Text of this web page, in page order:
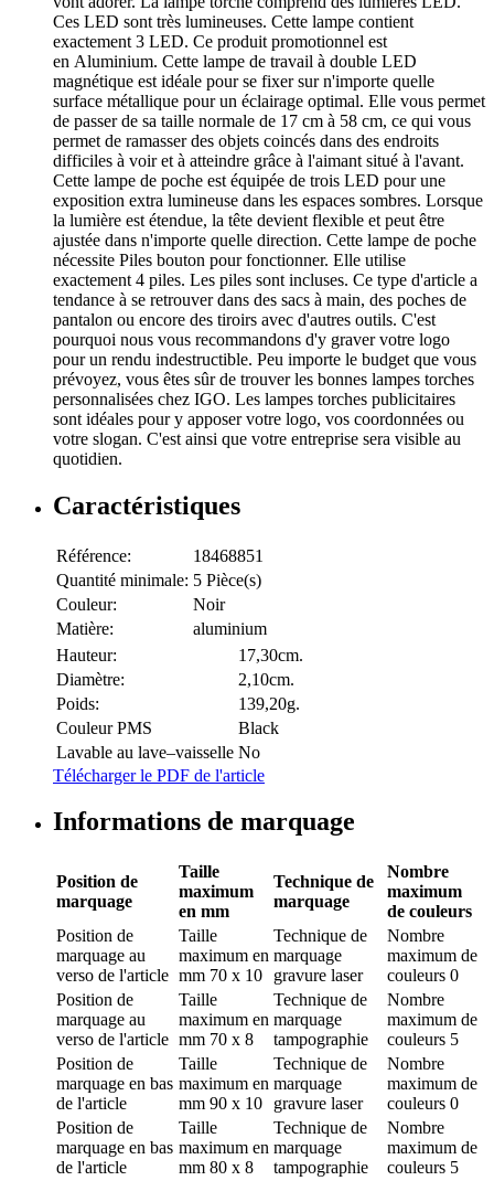
Ces LED sont très lumineuses. Cette lampe contient
exactement 3 LED. Ce produit promotionnel est
en Aluminium. Cette lampe de travail à double LED
magnétique est idéale pour se fixer sur n'importe quelle
surface métallique pour un éclairage optimal. Elle vous permet
de passer de sa taille normale de 17 cm à 58 cm, ce qui vous
permet de ramasser des objets coincés dans des endroits
difficiles à voir et à atteindre grâce à l'aimant situé à l'avant.
Cette lampe de poche est équipée de trois LED pour une
exposition extra lumineuse dans les espaces sombres. Lorsque
la lumière est étendue, la tête devient flexible et peut être
ajustée dans n'importe quelle direction. Cette lampe de poche
nécessite Piles bouton pour fonctionner. Elle utilise
exactement 4 piles. Les piles sont incluses. Ce type d'article a
tendance à se retrouver dans des sacs à main, des poches de
pantalon ou encore des tiroirs avec d'autres outils. C'est
pourquoi nous vous recommandons d'y graver votre logo
pour un rendu indestructible. Peu importe le budget que vous
prévoyez, vous êtes sûr de trouver les bonnes lampes torches
personnalisées chez IGO. Les lampes torches publicitaires
sont idéales pour y apposer votre logo, vos coordonnées ou
votre slogan. C'est ainsi que votre entreprise sera visible au
quotidien.
Caractéristiques
Référence:
18468851
Quantité minimale: 5 Pièce(s)
Couleur:
Noir
Matière:
aluminium
Hauteur:
17,30cm.
Diamètre:
2,10cm.
Poids:
139,20g.
Couleur PMS
Black
Lavable au lave–vaisselle No
Télécharger le PDF de l'article
Informations de marquage
Position de
marquage
Taille
maximum
en mm
Technique de
marquage
Nombre
maximum
de couleurs
Position de
marquage au
verso de l'article
Taille
maximum en
mm 70 x 10
Technique de
marquage
gravure laser
Nombre
maximum de
couleurs 0
Position de
marquage au
verso de l'article
Taille
maximum en
mm 70 x 8
Technique de
marquage
tampographie
Nombre
maximum de
couleurs 5
Position de
marquage en bas
de l'article
Taille
maximum en
mm 90 x 10
Technique de
marquage
gravure laser
Nombre
maximum de
couleurs 0
Position de
marquage en bas
de l'article
Taille
maximum en
mm 80 x 8
Technique de
marquage
tampographie
Nombre
maximum de
couleurs 5